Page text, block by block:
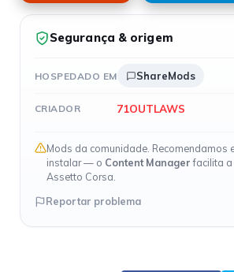
Segurança & origem
HOSPEDADO EM ShareMods
CRIADOR 71OUTLAWS
Mods da comunidade. Recomendamos
instalar — o Content Managerfacilita
Assetto Corsa.
Reportar problema